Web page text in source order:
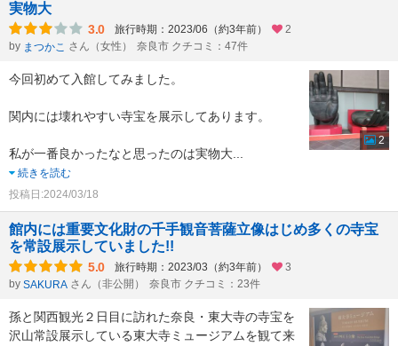
実物大
3.0 旅行時期：2023/06（約3年前）
2
by まつかこ さん（女性） 奈良市 クチコミ：47件
今回初めて入館してみました。
関内には壊れやすい寺宝を展示してあります。
私が一番良かったなと思ったのは実物大
続きを読む
投稿日:2024/03/18
2
館内には重要文化財の千手観音菩薩立像はじめ多くの寺宝
を常設展示していました!!
5.0 旅行時期：2023/03（約3年前）
3
by SAKURA さん（非公開） 奈良市 クチコミ：23件
孫と関西観光２日目に訪れた奈良・東大寺の寺宝を
沢山常設展示している東大寺ミュージアムを観て来